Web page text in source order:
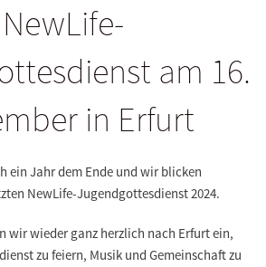
NewLife-
am 16.
in Erfurt
ein Jahr dem Ende und wir blicken
NewLife-Jugendgottesdienst 2024.
wir wieder ganz herzlich nach Erfurt ein,
zu feiern, Musik und Gemeinschaft zu